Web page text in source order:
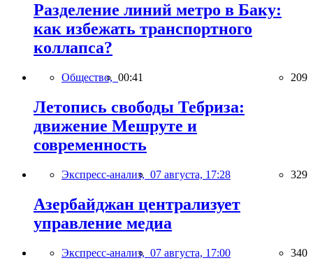
Разделение линий метро в Баку:
как избежать транспортного
коллапса?
Общество, 00:41 209
Летопись свободы Тебриза:
движение Мешруте и
современность
Экспресс-анализ, 07 августа, 17:28 329
Азербайджан централизует
управление медиа
Экспресс-анализ, 07 августа, 17:00 340